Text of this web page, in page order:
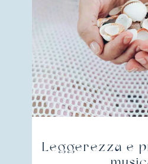
Leggerezza e